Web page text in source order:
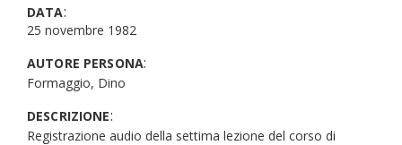
DATA:
25 novembre 1982
AUTORE PERSONA:
Formaggio, Dino
DESCRIZIONE:
Registrazione audio della settima lezione del corso di